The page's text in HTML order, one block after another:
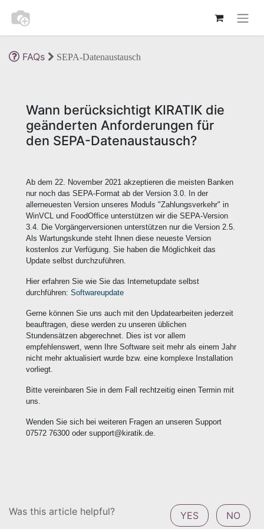
FAQs SEPA-Datenaustausch
Wann berücksichtigt KIRATIK die
geänderten Anforderungen für
den SEPA-Datenaustausch?
Ab dem 22. November 2021 akzeptieren die meisten Banken
nur noch das SEPA-Format ab der Version 3.0. In der
allerneuesten Version unseres Moduls "Zahlungsverkehr" in
WinVCL und FoodOffice unterstützen wir die SEPA-Version
3.4. Die Vorgängerversionen unterstützen nur die Version 2.5.
Als Wartungskunde steht Ihnen diese neueste Version
kostenlos zur Verfügung. Sie haben die Möglichkeit das
Update selbst durchzuführen.
Hier erfahren Sie wie Sie das Internetupdate selbst
durchführen:Softwareupdate
Gerne können Sie uns auch mit den Updatearbeiten jederzeit
beauftragen, diese werden zu unseren üblichen
Stundensätzen abgerechnet. Dies ist vor allem
empfehlenswert, wenn Ihre Software seit mehr als einem Jahr
nicht mehr aktualisiert wurde bzw. eine komplexe Installation
vorliegt.
Bitte vereinbaren Sie in dem Fall rechtzeitig einen Termin mit
uns.
Wenden Sie sich bei weiteren Fragen an unseren Support
07572 76300 oder support@kiratik.de.
Was this article helpful? YES NO